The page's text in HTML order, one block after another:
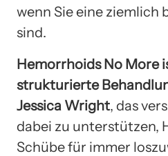
wenn Sie eine ziemlich
sind.
Hemorrhoids No More
strukturierte
Jessica Wright, das
dabei zu unterstützen,
Schübe für immer